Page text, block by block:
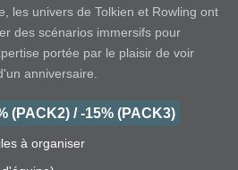
les univers de Tolkien et Rowling ont
des scénarios immersifs pour
portée par le plaisir de voir
anniversaire.
(PACK2) / -15% (PACK3)
à organiser